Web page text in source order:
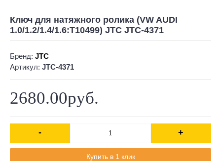
Ключ для натяжного ролика (VW AUDI
1.0/1.2/1.4/1.6:T10499) JTC JTC-4371
Бренд: JTC
Артикул: JTC-4371
2680.00руб.
- +
Купить в 1 клик